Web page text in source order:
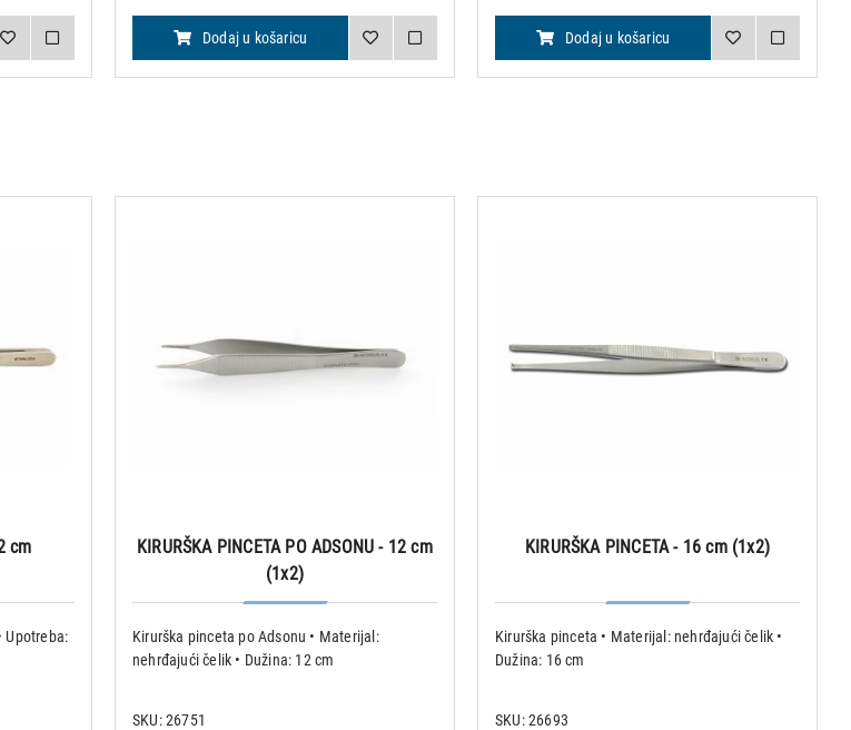
Dodaj u košaricu Dodaj u košaricu
cm
Upotreba:
KIRURŠKA PINCETA PO ADSONU - 12 cm
(1x2)
Kirurška pinceta po Adsonu • Materijal:
nehrđajući čelik • Dužina: 12 cm
SKU: 26751
KIRURŠKA PINCETA - 16 cm (1x2)
Kirurška pinceta • Materijal: nehrđajući čelik •
Dužina: 16 cm
SKU: 26693